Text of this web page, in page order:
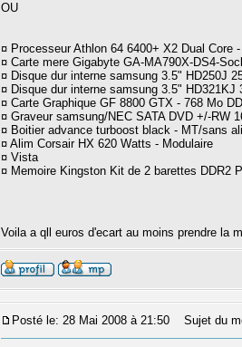
OU
¤ Processeur Athlon 64 6400+ X2 Dual Core
¤ Carte mere Gigabyte GA-MA790X-DS4-
¤ Disque dur interne samsung 3.5" HD250J
¤ Disque dur interne samsung 3.5"
¤ Carte Graphique GF 8800 GTX - 768 Mo
¤ Graveur samsung/NEC SATA DVD +/-RW
¤ Boitier advance turboost black - MT/sans
¤ Alim Corsair HX 620 Watts - Modulaire
¤ Vista
¤ Memoire Kingston Kit de 2 barettes DDR2
Voila a qll euros d'ecart au moins prendre la
Posté le: 28 Mai 2008 à 21:50 Sujet du